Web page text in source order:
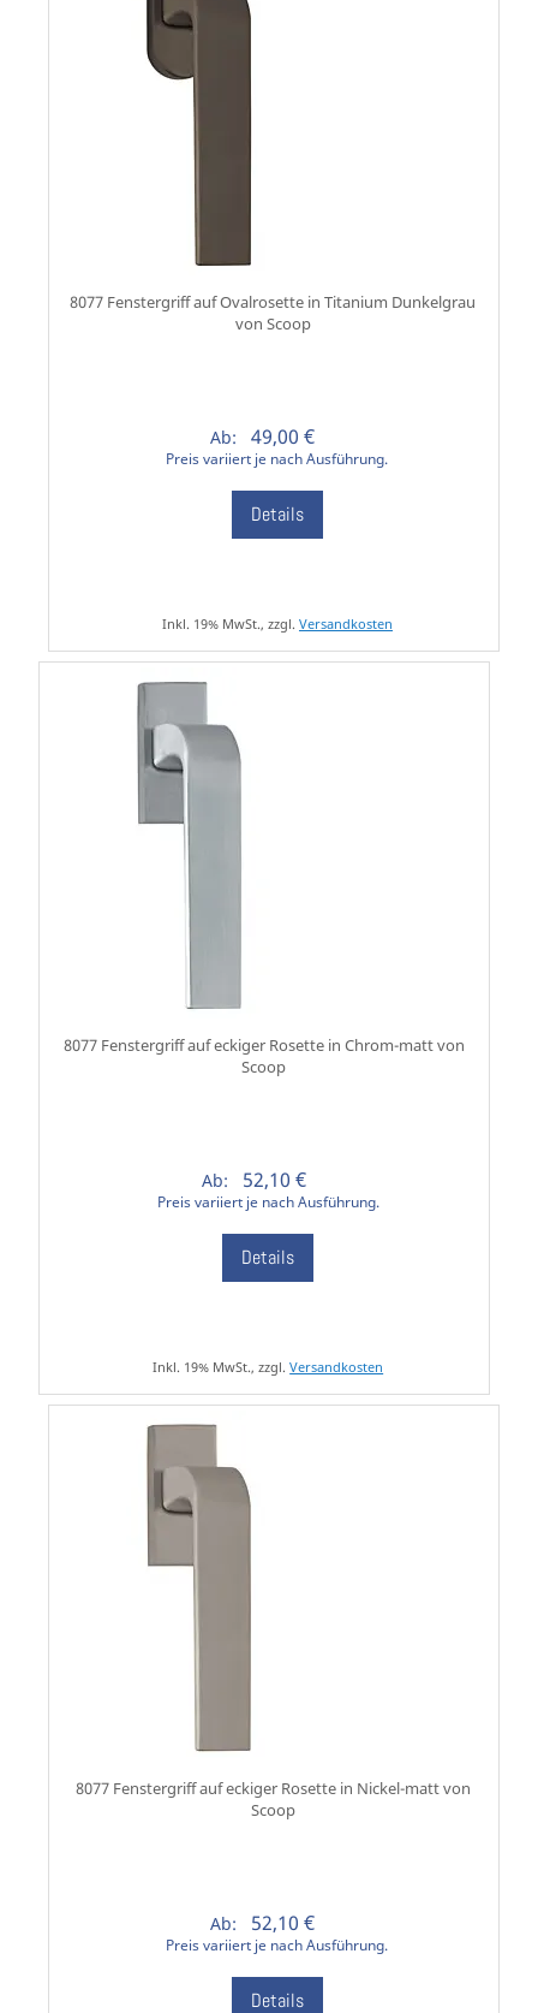
8077 Fenstergriff auf Ovalrosette in Titanium Dunkelgrau
von Scoop
Ab: 49,00 €
Preis variiert je nach Ausführung.
Details
Inkl. 19% MwSt., zzgl. Versandkosten
8077 Fenstergriff auf eckiger Rosette in Chrom-matt von
Scoop
Ab: 52,10 €
Preis variiert je nach Ausführung.
Details
Inkl. 19% MwSt., zzgl.Versandkosten
8077 Fenstergriff auf eckiger Rosette in Nickel-matt von
Scoop
Ab: 52,10 €
Preis variiert je nach Ausführung.
Details